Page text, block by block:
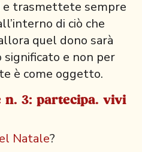
e trasmettete sempre
di ciò che
quel dono sarà
e non per
è come oggetto.
n. 3: partecipa. vivi
Natale?